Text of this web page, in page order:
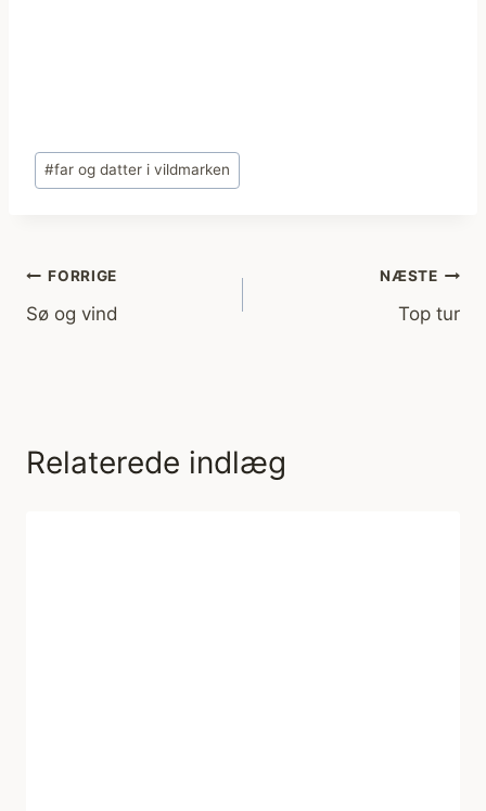
Indlæg-
tags:
#far og datter i vildmarken
Indlægsnavigation
FORRIGE
Sø og vind
NÆSTE
Top tur
Relaterede indlæg